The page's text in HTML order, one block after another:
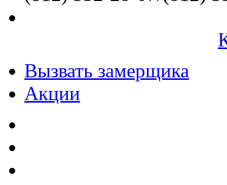
Вызвать замерщика
Акции